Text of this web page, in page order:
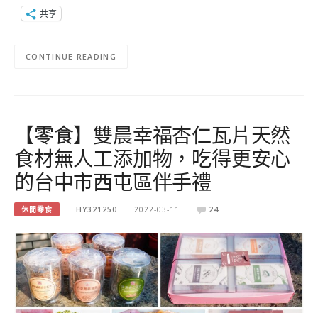
共享
CONTINUE READING
【零食】雙晨幸福杏仁瓦片天然
食材無人工添加物，吃得更安心
的台中市西屯區伴手禮
休閒零食 HY321250 2022-03-11 24